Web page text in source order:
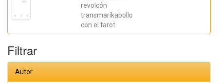
revolcón
transmarikabollo
con el tarot
Sala, Irene;
Filtrar
Autor